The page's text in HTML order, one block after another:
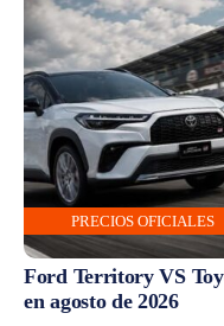
PRECIOS OFICIALES
Ford Territory VS
en agosto de 2026